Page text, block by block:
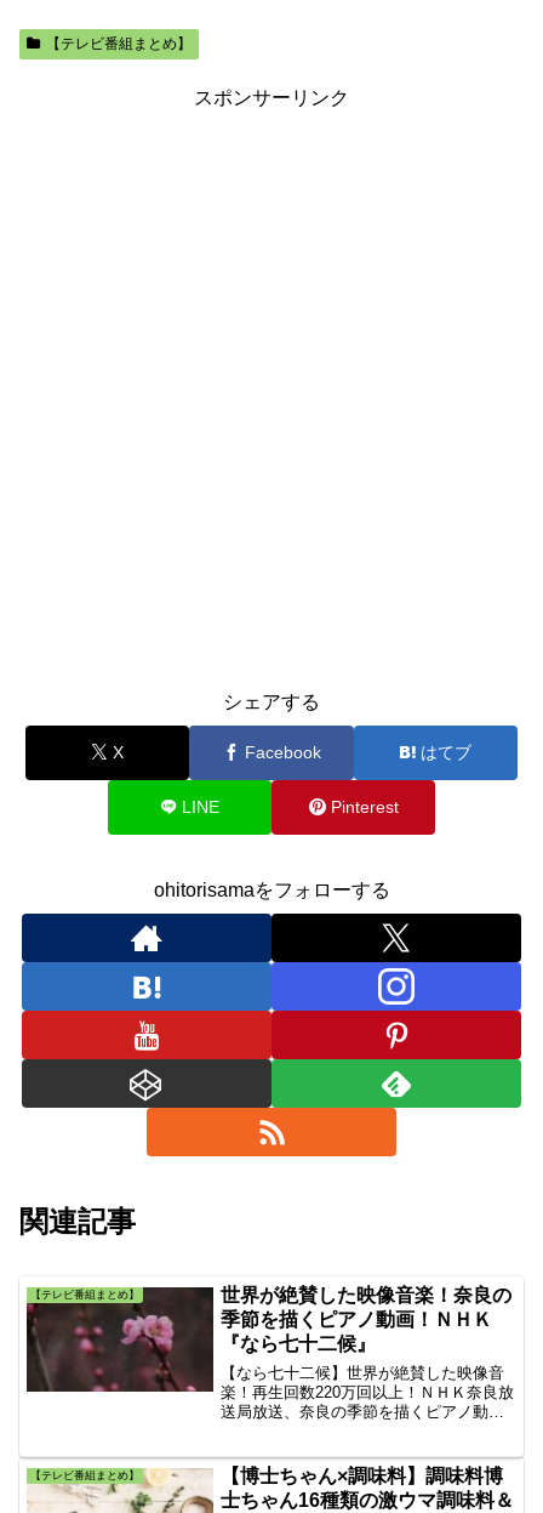
【テレビ番組まとめ】
スポンサーリンク
シェアする
X Facebook はてブ
LINE Pinterest
ohitorisamaをフォローする
関連記事
【テレビ番組まとめ】
世界が絶賛した映像音楽！奈良の
季節を描くピアノ動画！ＮＨＫ
『なら七十二候』
【なら七十二候】世界が絶賛した映像音
楽！再生回数220万回以上！ＮＨＫ奈良放
送局放送、奈良の季節を描くピアノ動画
ち 奈良を描くピアノ』を見てこの記事
を書きました。ピアノ、作曲：川上ミネ
【テレビ番組まとめ】
【博士ちゃん×調味料】調味料博
士ちゃん16種類の激ウマ調味料＆